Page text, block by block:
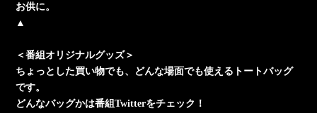
お供に。
▲
＜番組オリジナルグッズ＞
ちょっとした買い物でも、どんな場面でも使えるトートバッグ
です。
どんなバッグかは番組Twitterをチェック！